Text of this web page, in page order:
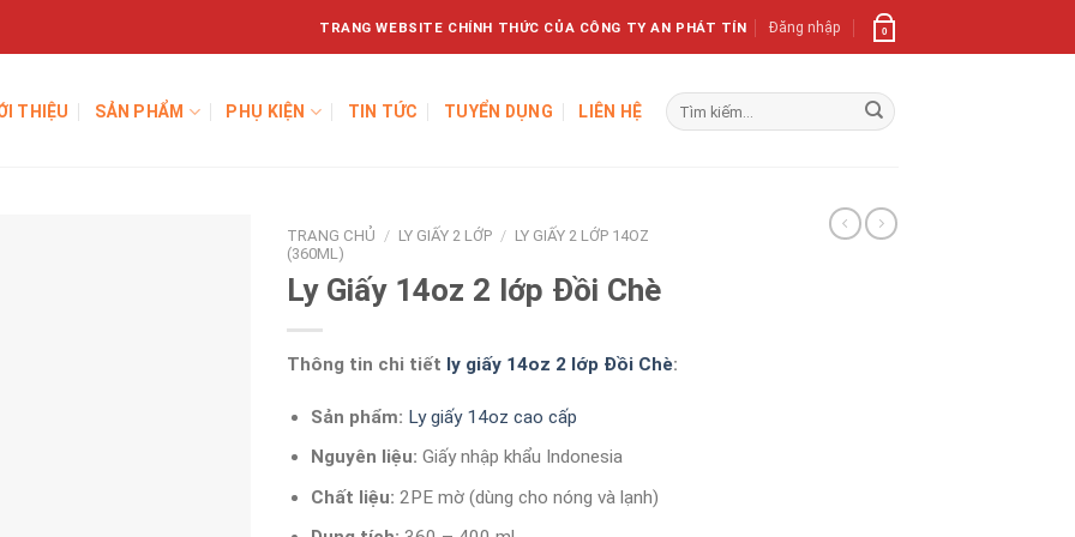
TRANG WEBSITE CHÍNH THỨC CỦA CÔNG TY AN PHÁT TÍN Đăng nhập 0
THIỆU SẢN PHẨM PHỤ KIỆN TIN TỨC TUYỂN DỤNG LIÊN HỆ
Tìm
kiếm:
TRANG CHỦ / LY GIẤY 2 LỚP / LY GIẤY 2 LỚP 14OZ
(360ML)
Ly Giấy 14oz 2 lớp Đồi Chè
Thông tin chi tiết ly giấy 14oz 2 lớp Đồi Chè:
Sản phẩm: Ly giấy 14oz cao cấp
Nguyên liệu: Giấy nhập khẩu Indonesia
Chất liệu: 2PE mờ (dùng cho nóng và lạnh)